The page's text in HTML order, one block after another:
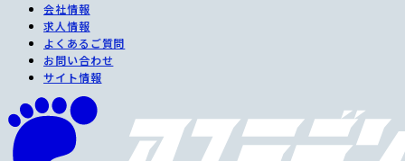
会社情報
求人情報
よくあるご質問
お問い合わせ
サイト情報